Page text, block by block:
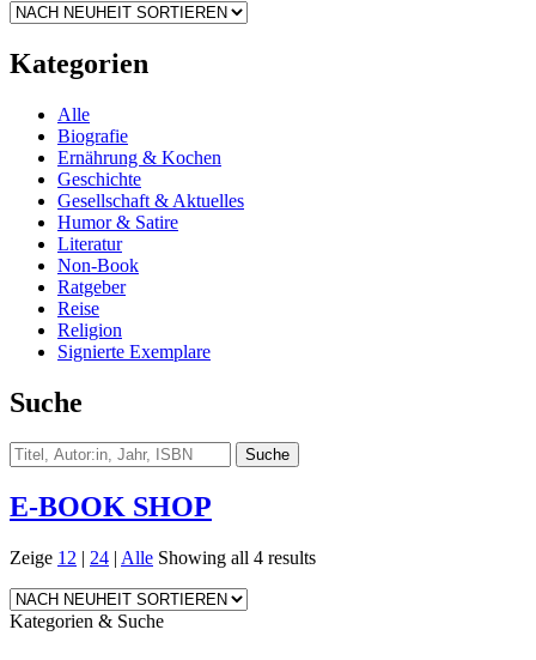
Kategorien
Alle
Biografie
Ernährung & Kochen
Geschichte
Gesellschaft & Aktuelles
Humor & Satire
Literatur
Non-Book
Ratgeber
Reise
Religion
Signierte Exemplare
Suche
E-BOOK SHOP
Zeige 12 | 24 | Alle Showing all 4 results
Kategorien & Suche